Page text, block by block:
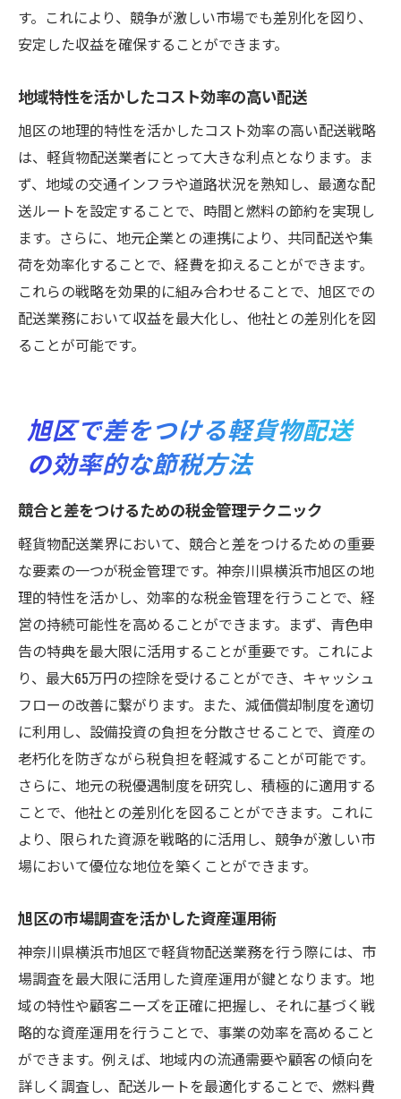
す。これにより、競争が激しい市場でも差別化を図り、
安定した収益を確保することができます。
地域特性を活かしたコスト効率の高い配送
旭区の地理的特性を活かしたコスト効率の高い配送戦略
は、軽貨物配送業者にとって大きな利点となります。ま
ず、地域の交通インフラや道路状況を熟知し、最適な配
送ルートを設定することで、時間と燃料の節約を実現し
ます。さらに、地元企業との連携により、共同配送や集
荷を効率化することで、経費を抑えることができます。
これらの戦略を効果的に組み合わせることで、旭区での
配送業務において収益を最大化し、他社との差別化を図
ることが可能です。
旭区で差をつける軽貨物配送
の効率的な節税方法
競合と差をつけるための税金管理テクニック
軽貨物配送業界において、競合と差をつけるための重要
な要素の一つが税金管理です。神奈川県横浜市旭区の地
理的特性を活かし、効率的な税金管理を行うことで、経
営の持続可能性を高めることができます。まず、青色申
告の特典を最大限に活用することが重要です。これによ
り、最大65万円の控除を受けることができ、キャッシュ
フローの改善に繋がります。また、減価償却制度を適切
に利用し、設備投資の負担を分散させることで、資産の
老朽化を防ぎながら税負担を軽減することが可能です。
さらに、地元の税優遇制度を研究し、積極的に適用する
ことで、他社との差別化を図ることができます。これに
より、限られた資源を戦略的に活用し、競争が激しい市
場において優位な地位を築くことができます。
旭区の市場調査を活かした資産運用術
神奈川県横浜市旭区で軽貨物配送業務を行う際には、市
場調査を最大限に活用した資産運用が鍵となります。地
域の特性や顧客ニーズを正確に把握し、それに基づく戦
略的な資産運用を行うことで、事業の効率を高めること
ができます。例えば、地域内の流通需要や顧客の傾向を
詳しく調査し、配送ルートを最適化することで、燃料費